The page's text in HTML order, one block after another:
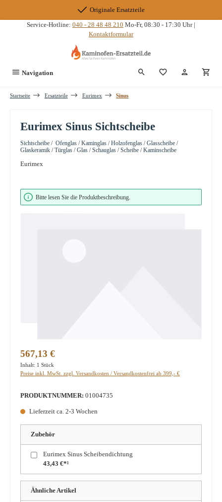
Originale Ersatzteile
Service-Hotline: 040 - 28 48 48 210 Mo-Fr, 08:30 - 17:30 Uhr |
Kontaktformular
Navigation Du hast 0
Startseite Ersatzteile Eurimex Sinus
Eurimex Sinus Sichtscheibe
Sichtscheibe / Ofenglas / Kaminglas / Holzofenglas / Glasscheibe /
Glaskeramik / Türglas / Glas / Schauglas / Scheibe / Kaminscheibe
Eurimex
Bildergalerie überspringen
Bitte lesen Sie die Produktbeschreibung.
Regulärer Preis:
567,13 €
Inhalt: 1 Stück
Preise inkl. MwSt. zzgl. Versandkosten / Versandkostenfrei ab 399,- €
PRODUKTNUMMER: 01004735
Lieferzeit ca. 2-3 Wochen
Zubehör
Eurimex Sinus Scheibendichtung
43,43 €*¹
Ähnliche Artikel